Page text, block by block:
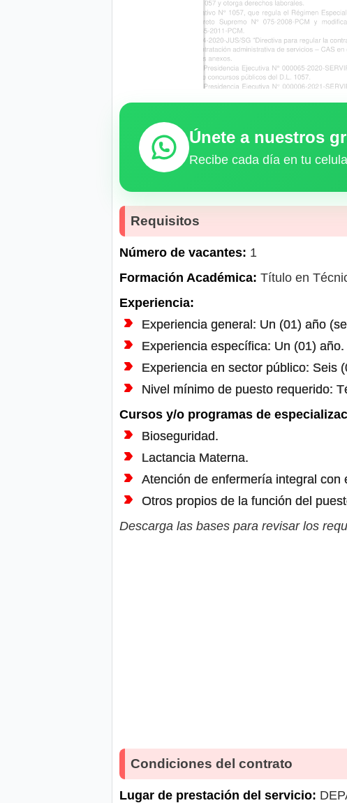
Únete a nuestros
Recibe cada día en tu
Requisitos
Número de vacantes: 1
Formación Académica: Título en
Experiencia:
Experiencia general: Un (01) año
Experiencia específica: Un (01) año.
Experiencia en sector público: Seis
Nivel mínimo de puesto requerido:
Cursos y/o programas de
Bioseguridad.
Lactancia Materna.
Atención de enfermería integral
Otros propios de la función del
Descarga las bases para revisar los
Condiciones del contrato
Lugar de prestación del servicio: